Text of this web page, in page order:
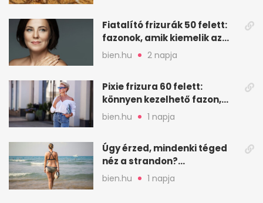
Fiatalító frizurák 50 felett:
fazonok, amik kiemelik az
arcodat
bien.hu 2 napja
Pixie frizura 60 felett:
könnyen kezelhető fazon,
ami karaktert ad
bien.hu 1 napja
Úgy érzed, mindenki téged
néz a strandon?
Pszichológusok szerint más
áll a háttérben
bien.hu 1 napja